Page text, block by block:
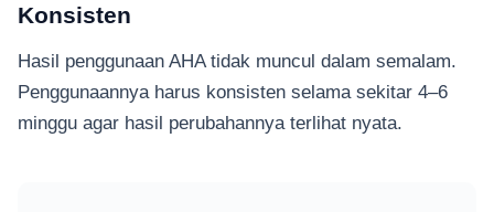
Konsisten
Hasil penggunaan AHA tidak muncul dalam semalam.
Penggunaannya harus konsisten selama sekitar 4–6
minggu agar hasil perubahannya terlihat nyata.